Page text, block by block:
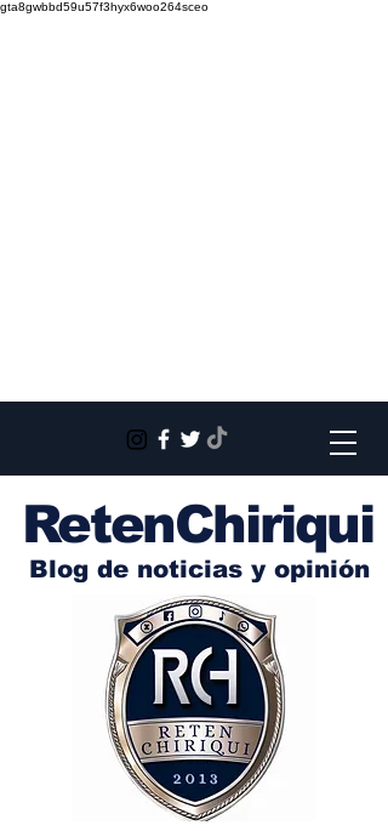
gta8gwbbd59u57f3hyx6woo264sceo
RetenChiriqui
Blog de noticias y opinión